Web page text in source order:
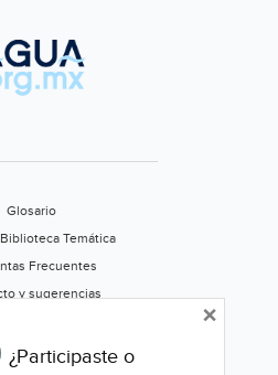
Glosario
Temática
Frecuentes
y sugerencias
este portal
¿Participaste o
×